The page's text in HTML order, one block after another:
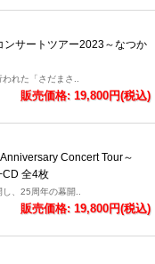
ンサートツアー2023～なつか
れた「さだまさ..
販売価格: 19,800円(税込)
Concert Tour～
全4枚
、25周年の幕開..
販売価格: 19,800円(税込)